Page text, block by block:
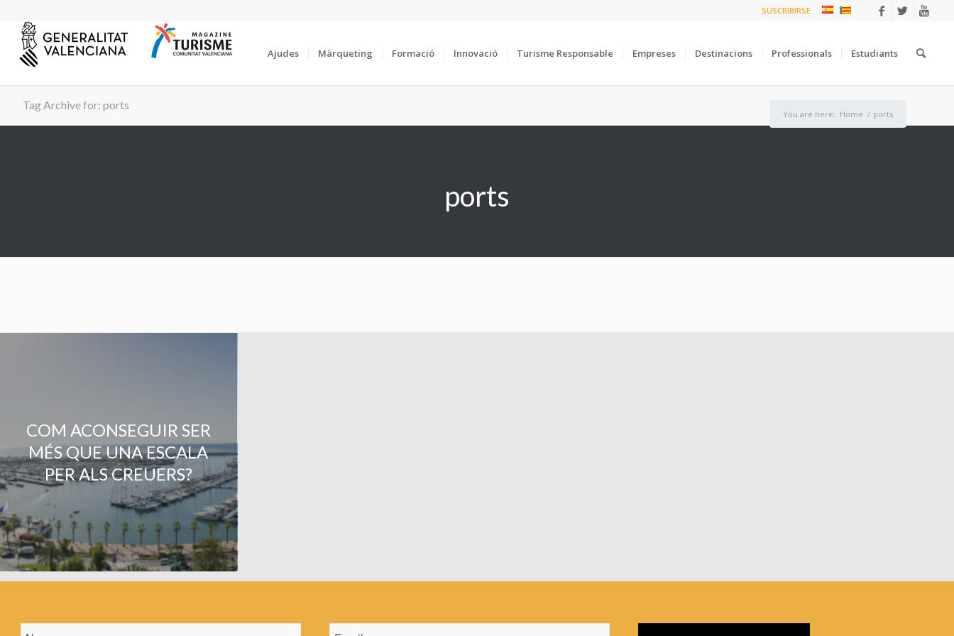
SUSCRIBIRSE
Ajudes Màrqueting Formació Innovació Turisme Responsable Empreses Destinacions Professionals Estudiants
Tag Archive for: ports
You are here: Home / ports
ports
COM ACONSEGUIR SER
MÉS QUE UNA ESCALA
PER ALS CREUERS?